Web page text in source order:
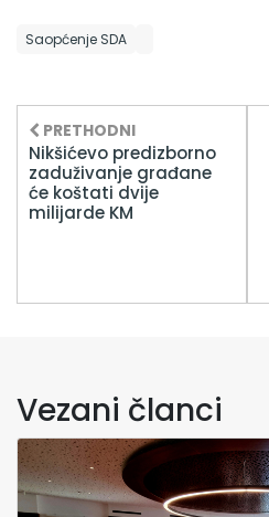
Saopćenje SDA
PRETHODNI
Nikšićevo predizborno
zaduživanje građane
će koštati dvije
milijarde KM
Vezani članci